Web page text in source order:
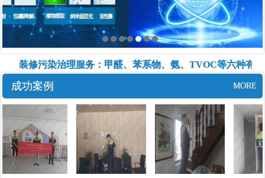
装修污染治理服务：甲醛、苯系物、氨、TVOC等六种有害
成功案例 MORE